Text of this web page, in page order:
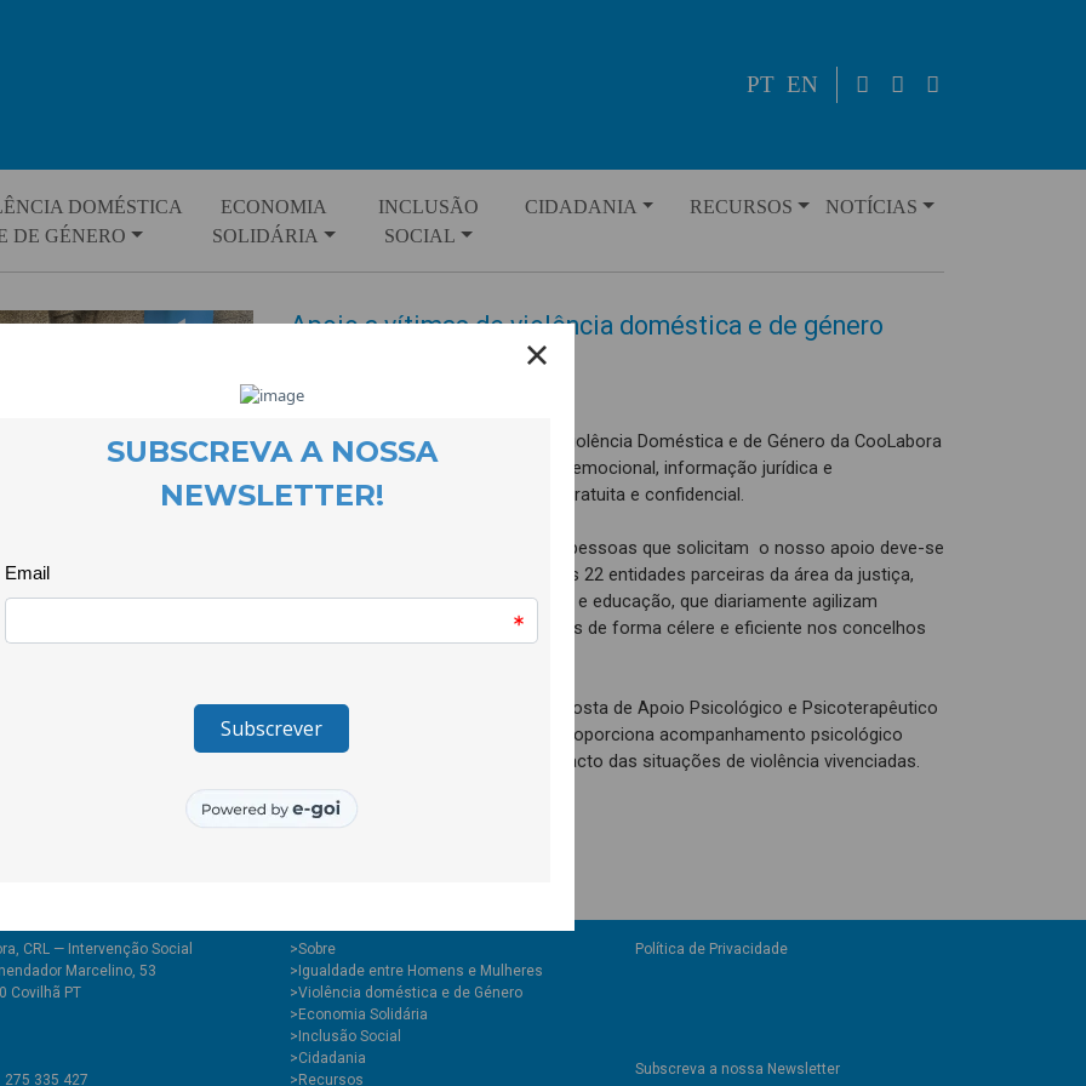
PT EN
DOMÉSTICA
DE GÉNERO
ECONOMIA
SOLIDÁRIA
INCLUSÃO
SOCIAL
CIDADANIA RECURSOS NOTÍCIAS
Apoio a vítimas de violência doméstica e de género
O Gabinete de Apoio a Vítimas de Violência Doméstica e de Género da CooLabora
continua o trabalho diário de apoio emocional, informação jurídica e
encaminhamento social de forma gratuita e confidencial.
O sucesso da intervenção com as pessoas que solicitam o nosso apoio deve-se
especialmente à articulação com as 22 entidades parceiras da área da justiça,
segurança, protecção social, saúde e educação, que diariamente agilizam
connosco as respostas necessárias de forma célere e eficiente nos concelhos
Temos também a funcionar a Resposta de Apoio Psicológico e Psicoterapêutico
a Crianças e Jovens Vítimas, que proporciona acompanhamento psicológico
especializado para lidar com o impacto das situações de violência vivenciadas.
CRL — Intervenção Social
Marcelino, 53
Covilhã PT
335 427
>Sobre
>Igualdade entre Homens e Mulheres
>Violência doméstica e de Género
>Economia Solidária
>Inclusão Social
>Cidadania
>Recursos
Política de Privacidade
Subscreva a nossa Newsletter